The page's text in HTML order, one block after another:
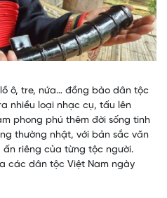
lồ ô, tre, nứa… đồng bào dân tộc
nhiều loại nhạc cụ, tấu lên
phong phú thêm đời sống tinh
thường nhật, với bản sắc văn
riêng của từng tộc người.
các dân tộc Việt Nam ngày